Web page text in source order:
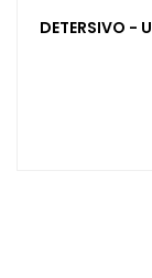
DETERSIVO -